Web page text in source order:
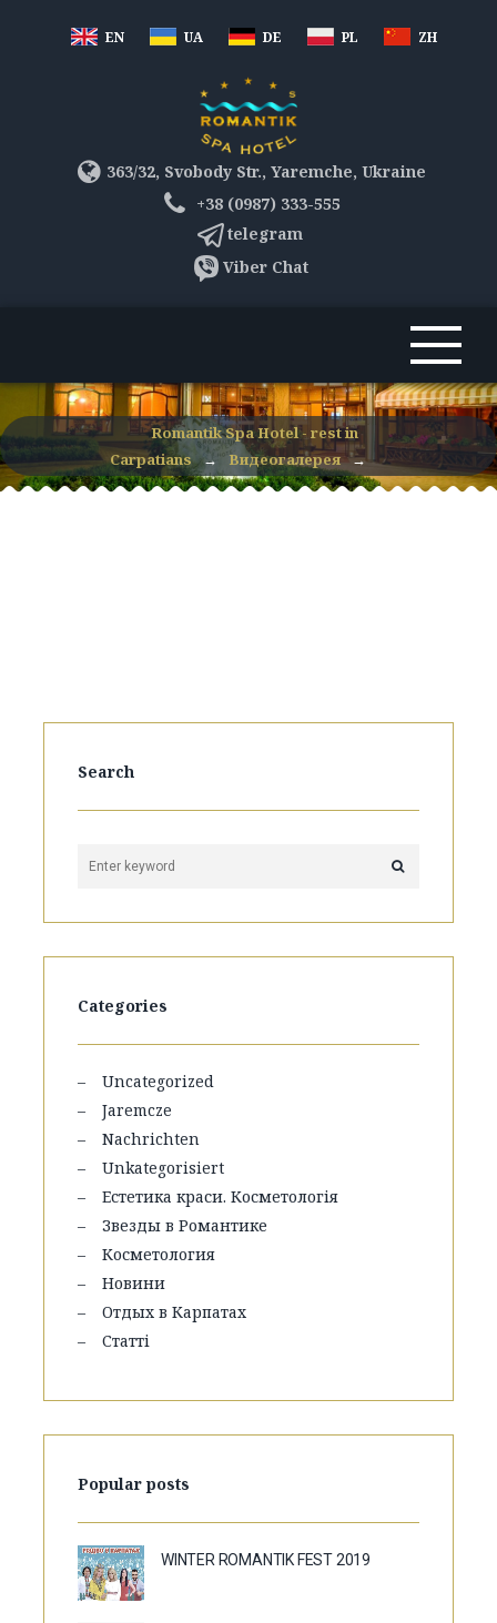
EN UA DE PL ZH
363/32, Svobody Str., Yaremche, Ukraine
+38 (0987) 333-555
telegram
Viber Chat
Romantik Spa Hotel - rest in
Carpatians → Видеогалерея →
Search
Categories
Uncategorized
Jaremcze
Nachrichten
Unkategorisiert
Естетика краси. Косметологія
Звезды в Романтике
Косметология
Новини
Отдых в Карпатах
Статті
Popular posts
WINTER ROMANTIK FEST 2019